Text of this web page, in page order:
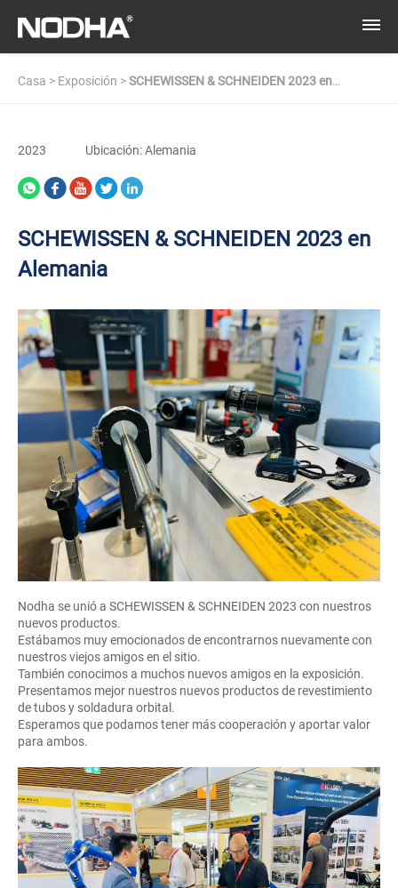
Casa > Exposición >SCHEWISSEN & SCHNEIDEN 2023 en
2023
Ubicación: Alemania
SCHEWISSEN & SCHNEIDEN 2023 en
Alemania
Nodha se unió a SCHEWISSEN & SCHNEIDEN 2023 con nuestros
nuevos productos.
Estábamos muy emocionados de encontrarnos nuevamente con
nuestros viejos amigos en el sitio.
También conocimos a muchos nuevos amigos en la exposición.
Presentamos mejor nuestros nuevos productos de revestimiento
de tubos y soldadura orbital.
Esperamos que podamos tener más cooperación y aportar valor
para ambos.